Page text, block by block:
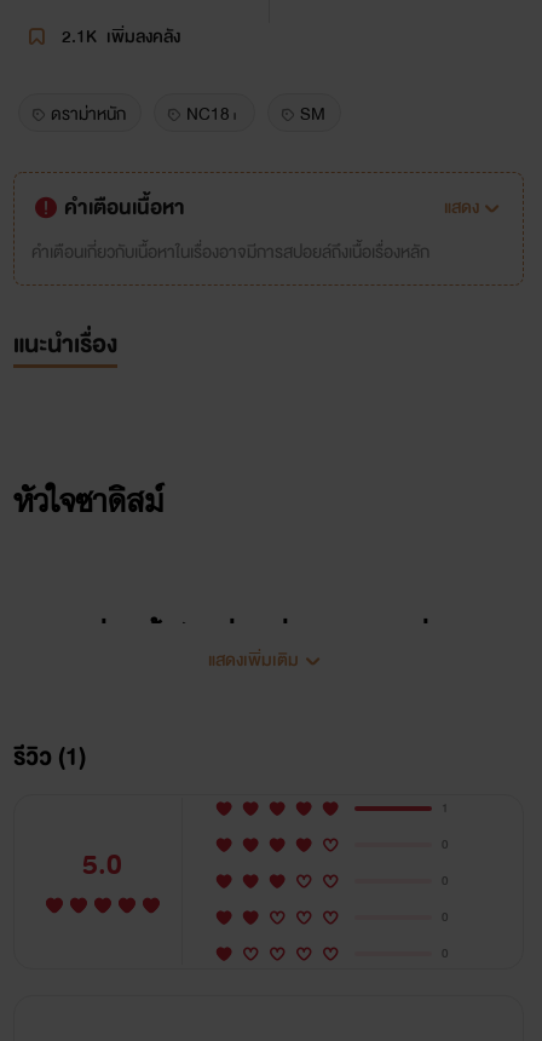
2.1K เพิ่มลงคลัง
ดราม่าหนัก NC18+ SM
คำเตือนเนื้อหา
แสดง
คำเตือนเกี่ยวกับเนื้อหาในเรื่องอาจมีการสปอยล์ถึงเนื้อเรื่องหลัก
แนะนำเรื่อง
หัวใจซาดิสม์
นิยายเรื่องนี้เป็นเรื่องที่มาจากคู่หมั่น
พร้อมหรือยังที่จะไปเสียการทรงตัว.เสีย
หัวใจ.เสียน้ำตาและเสียเลือดไปพร้อมๆกับ
ไรท์
แสดงเพิ่มเติม
รีวิว (1)
5.0
1
0
0
0
0